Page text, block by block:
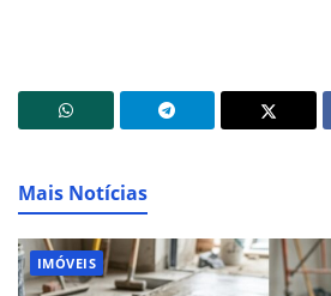
Mais Notícias
IMÓVEIS